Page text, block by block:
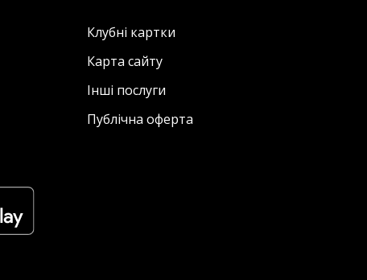
Клубні картки
Карта сайту
Інші послуги
Публічна оферта